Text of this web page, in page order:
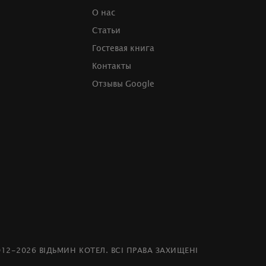
О нас
Статьи
Гостевая книга
Контакты
Отзывы Google
2026 ВІДЬМИН КОТЕЛ. ВСІ ПРАВА ЗАХИЩЕНІ